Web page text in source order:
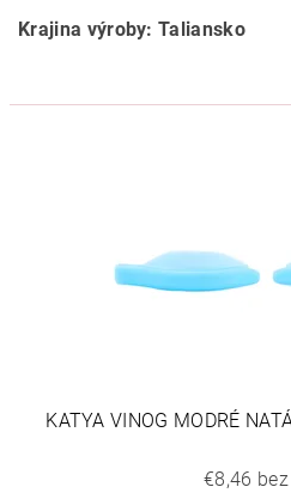
Krajina výroby: Taliansko
KATYA VINOG MODRÉ
€8,46 bez